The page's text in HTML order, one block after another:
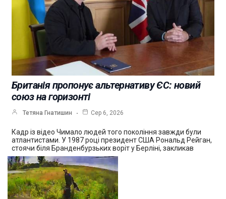
Британія пропонує альтернативу ЄС: новий
союз на горизонті
Тетяна Гнатишин Сер 6, 2026
Кадр із відео Чимало людей того покоління завжди були
атлантистами. У 1987 році президент США Рональд Рейган,
стоячи біля Бранденбурзьких воріт у Берліні, закликав